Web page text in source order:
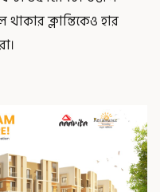
ক্লান্তিকেও হার